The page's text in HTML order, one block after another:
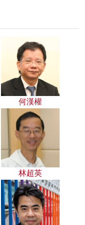
何漢權
林超英